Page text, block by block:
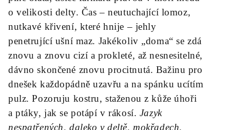
o velikosti delty. Čas – neutuchající lomoz,
nutkavé křivení, kteréhnije – jehly
penetrující ušní maz. Jakékoliv „doma“ se zdá
znovu a znovu cizí a prokleté, až nesnesitelné,
dávno skončené znovu procitnutá. Bažinu pro
dnešek každopádně uzavřu a na spánku ucítím
pulz. Pozoruju kostru, staženou z kůže úhoři
a ptáky, jak se potápí v rákosí. Jazyk
nespatřených, daleko v deltě, mokřadech,